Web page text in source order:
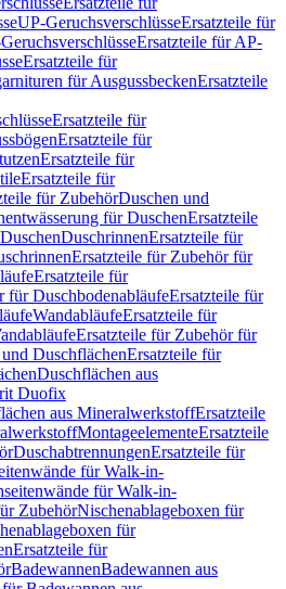
UP-GeruchsverschlüsseErsatzteile für
Ersatzteile für AP-
Ersatzteile für
für AusgussbeckenErsatzteile
Ersatzteile für
Ersatzteile für
Ersatzteile für
Ersatzteile für
für ZubehörDuschen und
für DuschenErsatzteile
DuschrinnenErsatzteile für
Ersatzteile für Zubehör für
Ersatzteile für
für DuschbodenabläufeErsatzteile für
WandabläufeErsatzteile für
Ersatzteile für Zubehör für
DuschflächenErsatzteile für
Duschflächen aus
Duofix
aus MineralwerkstoffErsatzteile
MontageelementeErsatzteile
DuschabtrennungenErsatzteile für
für Walk-in-
für Walk-in-
ZubehörNischenablageboxen für
für
Ersatzteile für
BadewannenBadewannen aus